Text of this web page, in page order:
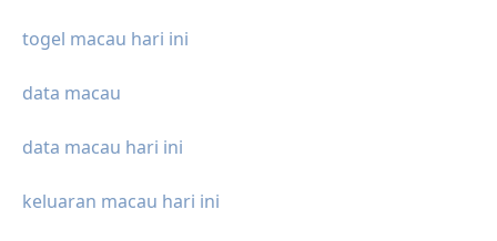
togel macau hari ini
data macau
data macau hari ini
keluaran macau hari ini